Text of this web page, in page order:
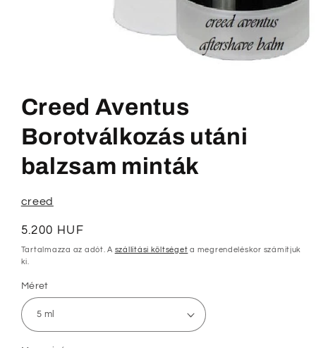
megnyitása
a
modális
párbeszédpanelen
Creed Aventus
Borotválkozás utáni
balzsam minták
creed
Normál
ár
5.200 HUF
Tartalmazza az adót. A szállítási költséget a megrendeléskor számítjuk
ki.
Méret